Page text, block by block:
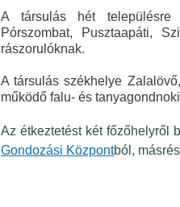
A társulás hét településre
Pórszombat, Pusztaapáti,
rászorulóknak.
A társulás székhelye
működő falu- és
Az étkeztetést két főzőhelyről
Gondozási Központból,